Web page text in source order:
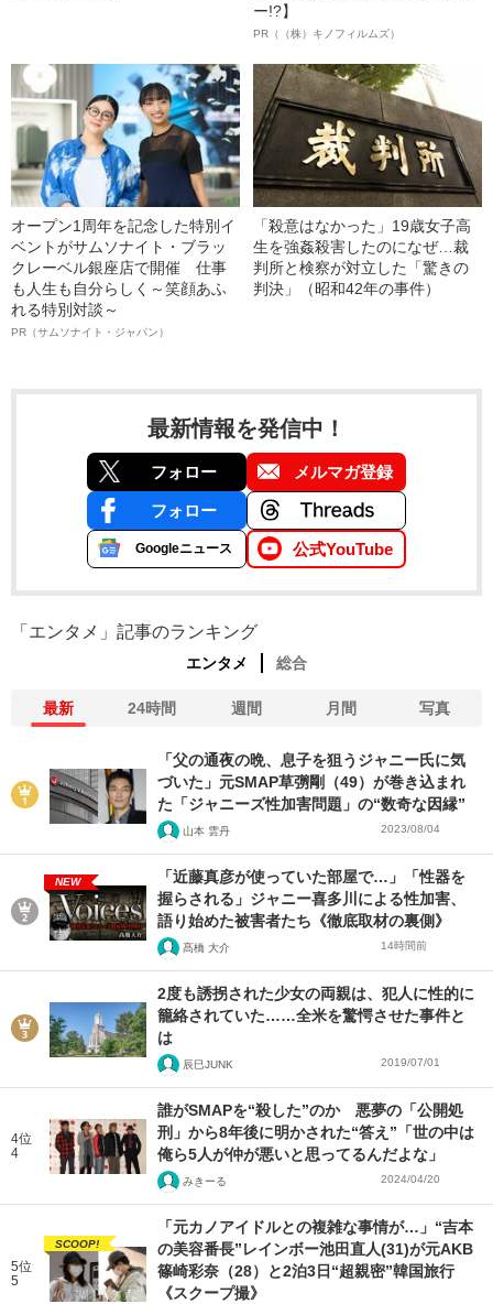
ー!?】
PR（（株）キノフィルムズ）
オープン1周年を記念した特別イ
ベントがサムソナイト・ブラッ
クレーベル銀座店で開催 仕事
も人生も自分らしく～笑顔あふ
れる特別対談～
PR（サムソナイト・ジャパン）
「殺意はなかった」19歳女子高
生を強姦殺害したのになぜ…裁
判所と検察が対立した「驚きの
判決」（昭和42年の事件）
最新情報を発信中！
フォロー メルマガ登録
フォロー
Googleニュース 公式YouTube
「エンタメ」記事のランキング
エンタメ 総合
最新 24時間 週間 月間 写真
「父の通夜の晩、息子を狙うジャニー氏に気
づいた」元SMAP草彅剛（49）が巻き込まれ
た「ジャニーズ性加害問題」の“数奇な因縁”
山本 雲丹 2023/08/04
NEW
「近藤真彦が使っていた部屋で…」「性器を
握らされる」ジャニー喜多川による性加害、
語り始めた被害者たち《徹底取材の裏側》
髙橋 大介 14時間前
2度も誘拐された少女の両親は、犯人に性的に
籠絡されていた……全米を驚愕させた事件と
は
辰巳JUNK 2019/07/01
4位
4
誰がSMAPを“殺した”のか 悪夢の「公開処
刑」から8年後に明かされた“答え”「世の中は
俺ら5人が仲が悪いと思ってるんだよな」
みきーる 2024/04/20
5位
5
SCOOP!
「元カノアイドルとの複雑な事情が…」“吉本
の美容番長”レインボー池田直人(31)が元AKB
篠崎彩奈（28）と2泊3日“超親密”韓国旅行
《スクープ撮》